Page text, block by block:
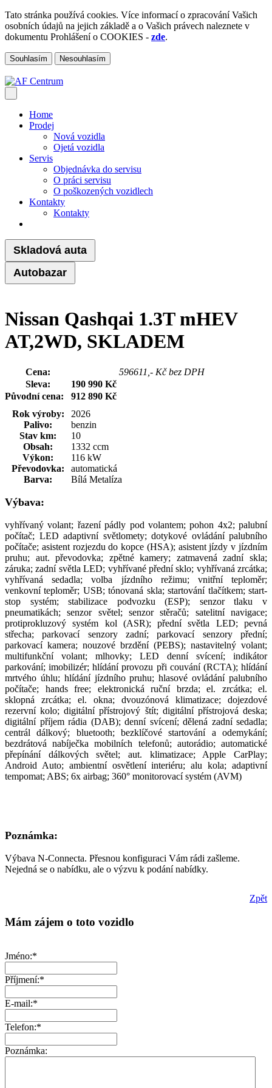
Tato stránka používá cookies. Více informací o zpracování Vašich
osobních údajů na jejich základě a o Vašich právech naleznete v
dokumentu Prohlášení o COOKIES - zde.
Souhlasím Nesouhlasím
Home
Prodej
Nová vozidla
Ojetá vozidla
Servis
Objednávka do servisu
O práci servisu
O poškozených vozidlech
Kontakty
Kontakty
Skladová auta
Autobazar
Nissan Qashqai 1.3T mHEV
AT,2WD, SKLADEM
Cena:
596611,- Kč bez DPH
Sleva:
190 990 Kč
Původní cena: 912 890 Kč
Rok výroby:
2026
Palivo:
benzin
Stav km:
10
Obsah:
1332 ccm
Výkon:
116 kW
Převodovka:
automatická
Barva:
Bílá Metalíza
Výbava:
vyhřívaný volant; řazení pádly pod volantem; pohon 4x2; palubní
počítač; LED adaptivní světlomety; dotykové ovládání palubního
počítače; asistent rozjezdu do kopce (HSA); asistent jízdy v jízdním
pruhu; aut. převodovka; zpětné kamery; zatmavená zadní skla;
záruka; zadní světla LED; vyhřívané přední sklo; vyhřívaná zrcátka;
vyhřívaná sedadla; volba jízdního režimu; vnitřní teploměr;
venkovní teploměr; USB; tónovaná skla; startování tlačítkem; start-
stop systém; stabilizace podvozku (ESP); senzor tlaku v
pneumatikách; senzor světel; senzor stěračů; satelitní navigace;
protiprokluzový systém kol (ASR); přední světla LED; pevná
střecha; parkovací senzory zadní; parkovací senzory přední;
parkovací kamera; nouzové brzdění (PEBS); nastavitelný volant;
multifunkční volant; mlhovky; LED denní svícení; indikátor
parkování; imobilizér; hlídání provozu při couvání (RCTA); hlídání
mrtvého úhlu; hlídání jízdního pruhu; hlasové ovládání palubního
počítače; hands free; elektronická ruční brzda; el. zrcátka; el.
sklopná zrcátka; el. okna; dvouzónová klimatizace; dojezdové
rezervní kolo; digitální přístrojový štít; digitální přístrojová deska;
digitální příjem rádia (DAB); denní svícení; dělená zadní sedadla;
centrál dálkový; bluetooth; bezklíčové startování a odemykání;
bezdrátová nabíječka mobilních telefonů; autorádio; automatické
přepínání dálkových světel; aut. klimatizace; Apple CarPlay;
Android Auto; ambientní osvětlení interiéru; alu kola; adaptivní
tempomat; ABS; 6x airbag; 360° monitorovací systém (AVM)
Poznámka:
Výbava N-Connecta. Přesnou konfiguraci Vám rádi zašleme.
Nejedná se o nabídku, ale o výzvu k podání nabídky.
Zpět
Mám zájem o toto vozidlo
Jméno:*
Příjmení:*
E-mail:*
Telefon:*
Poznámka: